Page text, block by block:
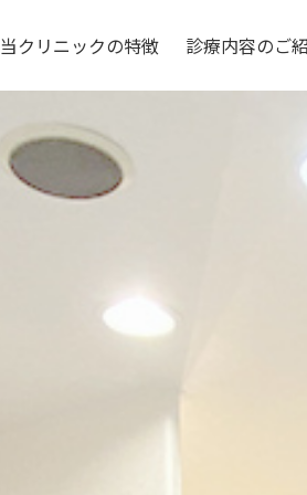
当クリニックの特徴 診療内容のご